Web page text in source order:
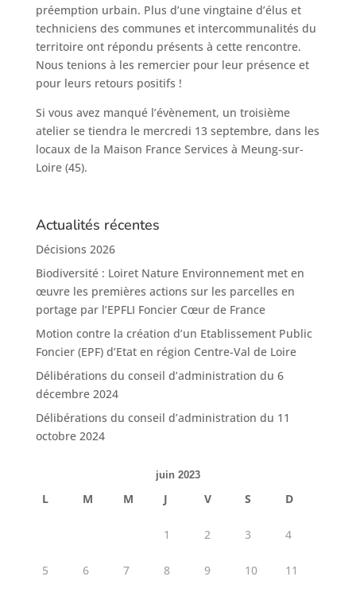
préemption urbain. Plus d’une vingtaine d’élus et
techniciens des communes et intercommunalités du
territoire ont répondu présents à cette rencontre.
Nous tenions à les remercier pour leur présence et
pour leurs retours positifs !
Si vous avez manqué l’évènement, un troisième
atelier se tiendra le mercredi 13 septembre, dans les
locaux de la Maison France Services à Meung-sur-
Loire (45).
Actualités récentes
Décisions 2026
Biodiversité : Loiret Nature Environnement met en
œuvre les premières actions sur les parcelles en
portage par l’EPFLI Foncier Cœur de France
Motion contre la création d’un Etablissement Public
Foncier (EPF) d’Etat en région Centre-Val de Loire
Délibérations du conseil d’administration du 6
décembre 2024
Délibérations du conseil d’administration du 11
octobre 2024
juin 2023
L M M J V S D
1 2 3 4
5 6 7 8 9 10 11